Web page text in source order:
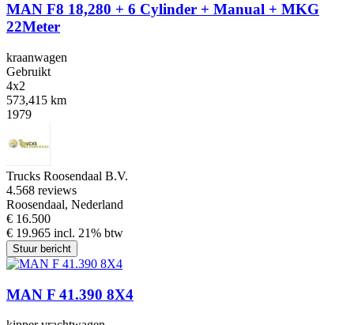
MAN F8 18,280 + 6 Cylinder + Manual + MKG
22Meter
kraanwagen
Gebruikt
4x2
573,415 km
1979
Trucks Roosendaal B.V.
4.568 reviews
Roosendaal, Nederland
€ 16.500
€ 19.965 incl. 21% btw
Stuur bericht
MAN F 41.390 8X4